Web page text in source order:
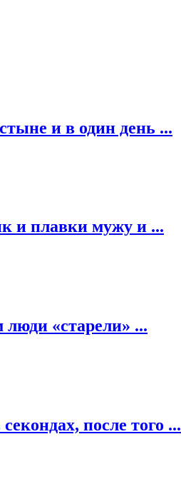
и в один день ...
и плавки мужу и ...
«старели» ...
после того ...